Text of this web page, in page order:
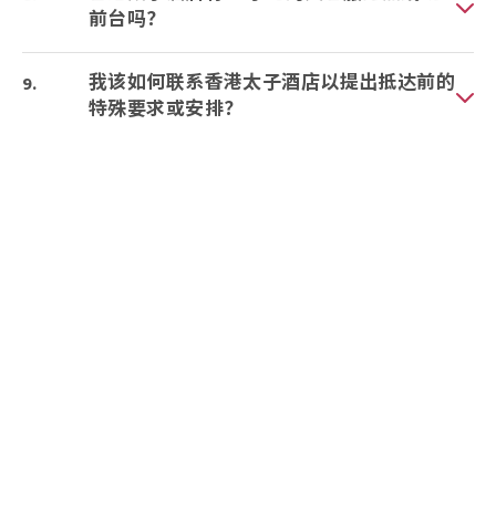
前台吗？
我该如何联系香港太子酒店以提出抵达前的
特殊要求或安排？